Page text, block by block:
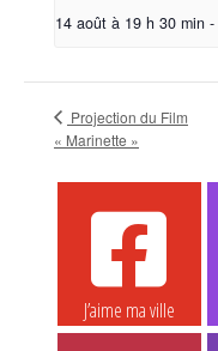
14 août à 19 h 30 min -
Projection du Film
« Marinette »
J’aime ma ville